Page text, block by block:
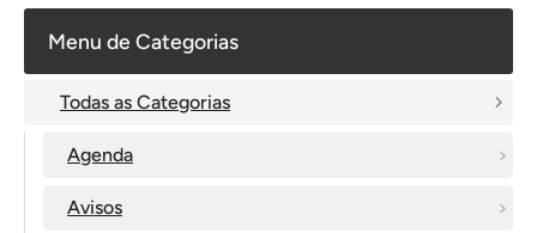
Menu de Categorias
Todas as Categorias
Agenda
Avisos